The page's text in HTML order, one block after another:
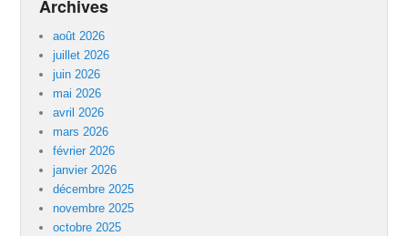
Archives
août 2026
juillet 2026
juin 2026
mai 2026
avril 2026
mars 2026
février 2026
janvier 2026
décembre 2025
novembre 2025
octobre 2025